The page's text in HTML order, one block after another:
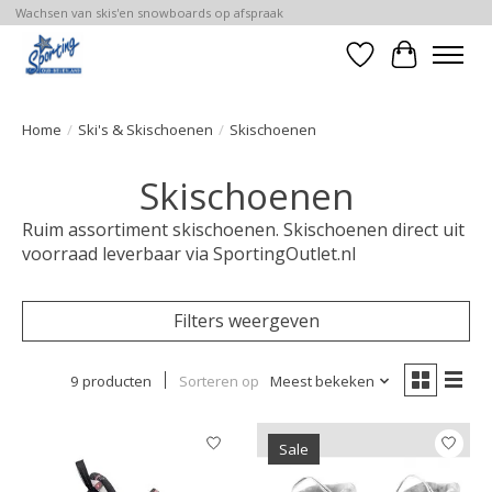
Wachsen van skis'en snowboards op afspraak
Verlanglijst
Home / Ski's & Skischoenen / Skischoenen
Skischoenen
Ruim assortiment skischoenen. Skischoenen direct uit
voorraad leverbaar via SportingOutlet.nl
Filters weergeven
9 producten Sorteren op Meest bekeken
Sale